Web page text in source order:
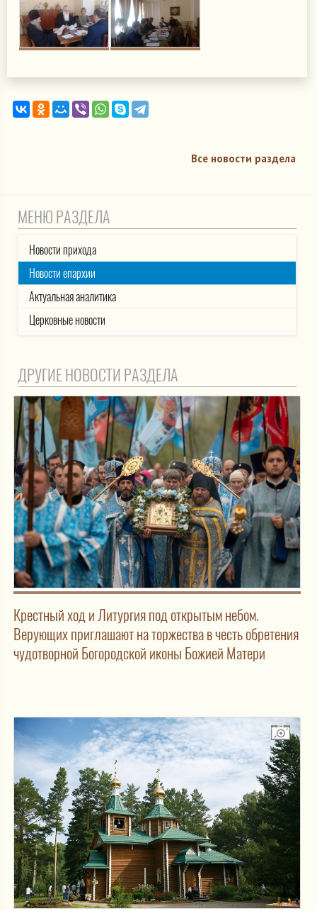
Все новости раздела
МЕНЮ РАЗДЕЛА
Новости прихода
Новости епархии
Актуальная аналитика
Церковные новости
ДРУГИЕ НОВОСТИ РАЗДЕЛА
Крестный ход и Литургия под открытым небом.
Верующих приглашают на торжества в честь обретения
чудотворной Богородской иконы Божией Матери